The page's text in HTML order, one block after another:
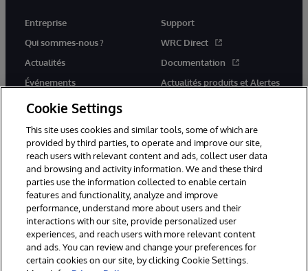
Entreprise
Qui sommes-nous ?
Actualités
Événements
Rejoignez-nous
Support
WRC Direct
Documentation
Actualités produits et Alertes
© 1996-2026 InterSystems Corporation, Cambridge, MA. Tous droits
réservés.
Mentions légales
Déclaration de confidentialité d'InterSystems Corporation
Garantie
Accessibilité
Cookie Settings
This site uses cookies and similar tools, some of which are
provided by third parties, to operate and improve our site,
reach users with relevant content and ads, collect user data
and browsing and activity information. We and these third
parties use the information collected to enable certain
features and functionality, analyze and improve
performance, understand more about users and their
interactions with our site, provide personalized user
experiences, and reach users with more relevant content
and ads. You can review and change your preferences for
certain cookies on our site, by clicking Cookie Settings.